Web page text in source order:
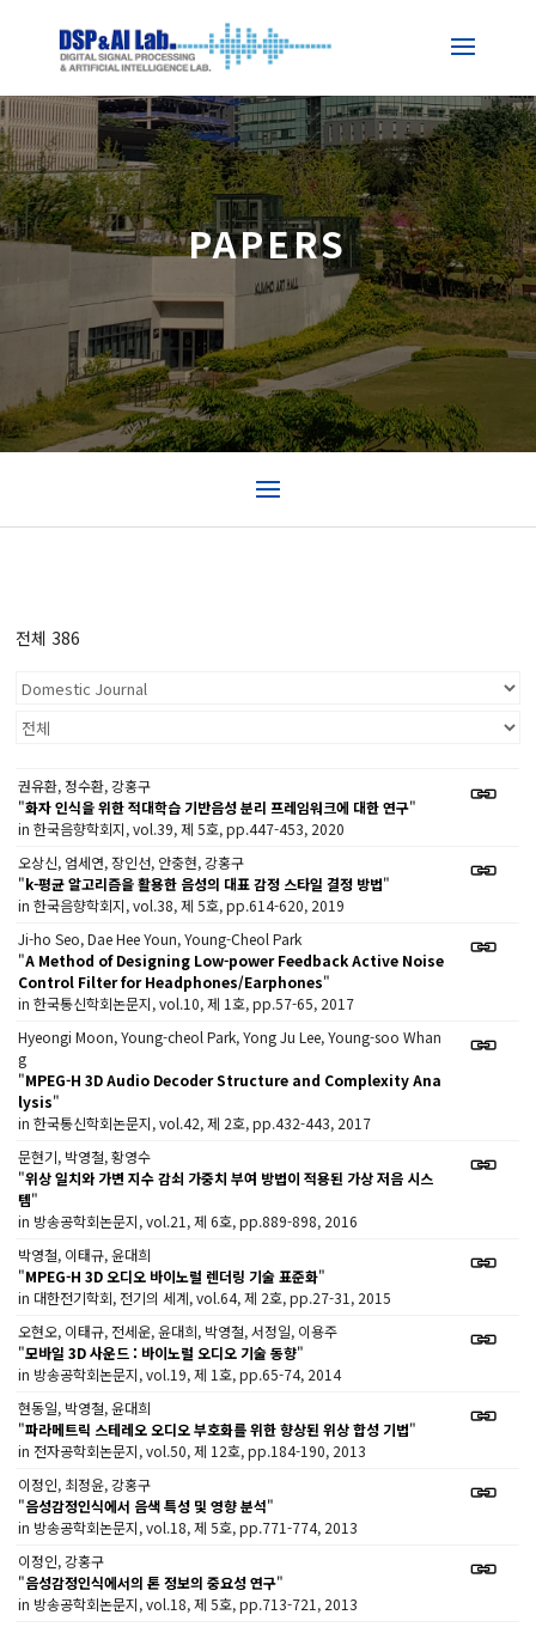
PAPERS
전체 386
권유환, 정수환, 강홍구
"화자 인식을 위한 적대학습 기반음성 분리 프레임워크에 대한 연구"
in 한국음향학회지, vol.39, 제 5호, pp.447-453, 2020
오상신, 엄세연, 장인선, 안충현, 강홍구
"k-평균 알고리즘을 활용한 음성의 대표 감정 스타일 결정 방법"
in 한국음향학회지, vol.38, 제 5호, pp.614-620, 2019
Ji-ho Seo, Dae Hee Youn, Young-Cheol Park
"A Method of Designing Low-power Feedback Active Noise
Control Filter for Headphones/Earphones"
in 한국통신학회논문지, vol.10, 제 1호, pp.57-65, 2017
Hyeongi Moon, Young-cheol Park, Yong Ju Lee, Young-soo Whan
g
"MPEG-H 3D Audio Decoder Structure and Complexity Ana
lysis"
in 한국통신학회논문지, vol.42, 제 2호, pp.432-443, 2017
문현기, 박영철, 황영수
"위상 일치와 가변 지수 감쇠 가중치 부여 방법이 적용된 가상 저음 시스
템"
in 방송공학회논문지, vol.21, 제 6호, pp.889-898, 2016
박영철, 이태규, 윤대희
"MPEG-H 3D 오디오 바이노럴 렌더링 기술 표준화"
in 대한전기학회, 전기의 세계, vol.64, 제 2호, pp.27-31, 2015
오현오, 이태규, 전세운, 윤대희, 박영철, 서정일, 이용주
"모바일 3D 사운드 : 바이노럴 오디오 기술 동향"
in 방송공학회논문지, vol.19, 제 1호, pp.65-74, 2014
현동일, 박영철, 윤대희
"파라메트릭 스테레오 오디오 부호화를 위한 향상된 위상 합성 기법"
in 전자공학회논문지, vol.50, 제 12호, pp.184-190, 2013
이정인, 최정윤, 강홍구
"음성감정인식에서 음색 특성 및 영향 분석"
in 방송공학회논문지, vol.18, 제 5호, pp.771-774, 2013
이정인, 강홍구
"음성감정인식에서의 톤 정보의 중요성 연구"
in 방송공학회논문지, vol.18, 제 5호, pp.713-721, 2013